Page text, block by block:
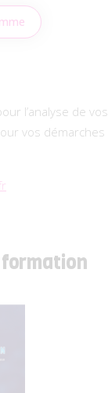
l’analyse de vos
vos démarches